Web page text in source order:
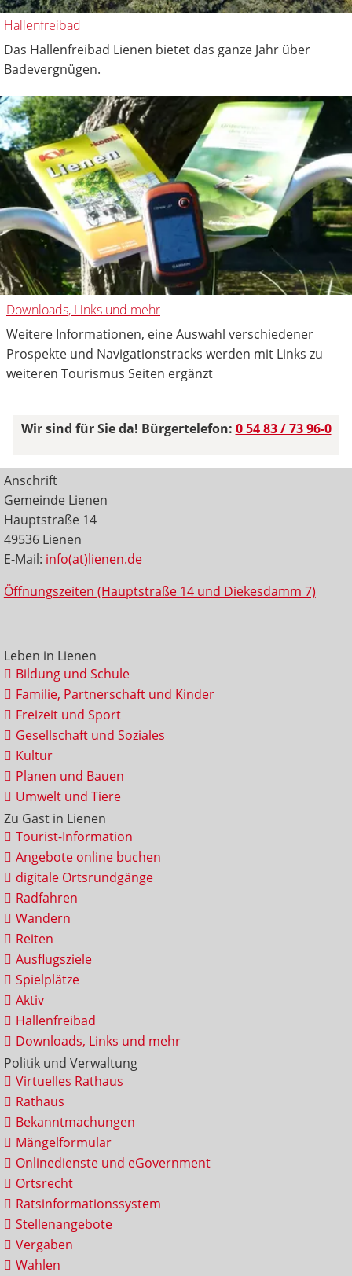
Hallenfreibad
Das Hallenfreibad Lienen bietet das ganze Jahr über
Badevergnügen.
Downloads, Links und mehr
Weitere Informationen, eine Auswahl verschiedener
Prospekte und Navigationstracks werden mit Links zu
weiteren Tourismus Seiten ergänzt
Wir sind für Sie da! Bürgertelefon: 0 54 83 / 73 96-0
Anschrift
Gemeinde Lienen
Hauptstraße 14
49536 Lienen
E-Mail: info(at)lienen.de
Öffnungszeiten (Hauptstraße 14 und Diekesdamm 7)
Leben in Lienen
Bildung und Schule
Familie, Partnerschaft und Kinder
Freizeit und Sport
Gesellschaft und Soziales
Kultur
Planen und Bauen
Umwelt und Tiere
Zu Gast in Lienen
Tourist-Information
Angebote online buchen
digitale Ortsrundgänge
Radfahren
Wandern
Reiten
Ausflugsziele
Spielplätze
Aktiv
Hallenfreibad
Downloads, Links und mehr
Politik und Verwaltung
Virtuelles Rathaus
Rathaus
Bekanntmachungen
Mängelformular
Onlinedienste und eGovernment
Ortsrecht
Ratsinformationssystem
Stellenangebote
Vergaben
Wahlen